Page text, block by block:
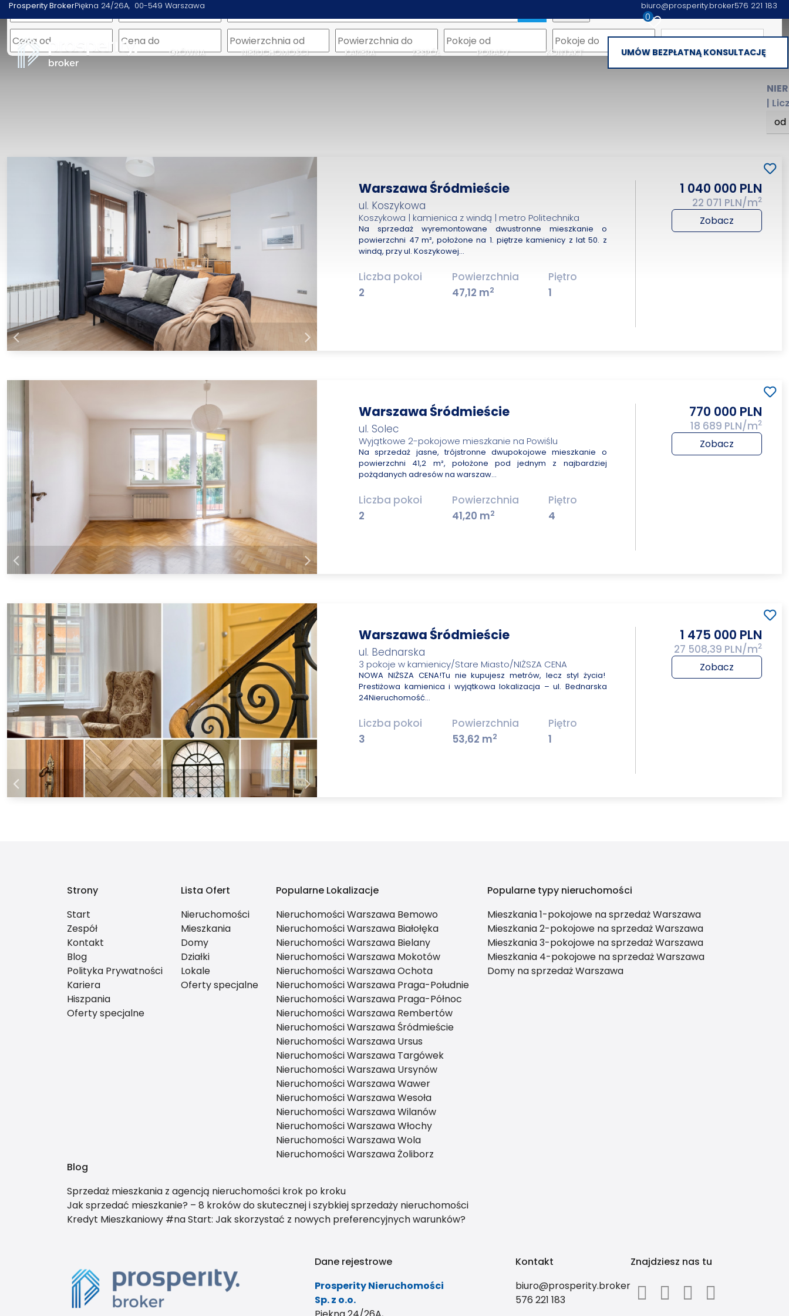
Prosperity BrokerPiękna 24/26A 00-549 Warszawa biuro@prosperity.broker576 221 183
0
GŁÓWNA NIERUCHOMOŚCI KARIERA ZESPÓŁ PORADY KONTAKT UMÓW BEZPŁATNĄ KONSULTACJĘ
mapa
Piętro
|
od
Warszawa Śródmieście
ul. Koszykowa
Koszykowa | kamienica z windą | metro Politechnika
Na sprzedaż wyremontowane dwustronne mieszkanie o
powierzchni 47 m², położone na 1. piętrze kamienicy z lat 50. z
windą, przy ul. Koszykowej…
Liczba pokoi
2
Powierzchnia
47,12 m2
Piętro
1
1 040 000 PLN
22 071 PLN/m2
Zobacz
Warszawa Śródmieście
ul. Solec
Wyjątkowe 2-pokojowe mieszkanie na Powiślu
Na sprzedaż jasne, trójstronne dwupokojowe mieszkanie o
powierzchni 41,2 m², położone pod jednym z najbardziej
pożądanych adresów na warszaw…
Liczba pokoi
2
Powierzchnia
41,20 m2
Piętro
4
770 000 PLN
18 689 PLN/m2
Zobacz
Warszawa Śródmieście
ul. Bednarska
3 pokoje w kamienicy/Stare Miasto/NIŻSZA CENA
NOWA NIŻSZA CENA!Tu nie kupujesz metrów, lecz styl życia!
Prestiżowa kamienica i wyjątkowa lokalizacja – ul. Bednarska
24Nieruchomość…
Liczba pokoi
3
Powierzchnia
53,62 m2
Piętro
1
1 475 000 PLN
27 508,39 PLN/m2
Zobacz
Strony
Start
Zespół
Kontakt
Blog
Polityka Prywatności
Kariera
Hiszpania
Oferty specjalne
Lista Ofert
Nieruchomości
Mieszkania
Domy
Działki
Lokale
Oferty specjalne
Popularne Lokalizacje
Nieruchomości Warszawa Bemowo
Nieruchomości Warszawa Białołęka
Nieruchomości Warszawa Bielany
Nieruchomości Warszawa Mokotów
Nieruchomości Warszawa Ochota
Nieruchomości Warszawa Praga-Południe
Nieruchomości Warszawa Praga-Północ
Nieruchomości Warszawa Rembertów
Nieruchomości Warszawa Śródmieście
Nieruchomości Warszawa Ursus
Nieruchomości Warszawa Targówek
Nieruchomości Warszawa Ursynów
Nieruchomości Warszawa Wawer
Nieruchomości Warszawa Wesoła
Nieruchomości Warszawa Wilanów
Nieruchomości Warszawa Włochy
Nieruchomości Warszawa Wola
Nieruchomości Warszawa Żoliborz
Popularne typy nieruchomości
Mieszkania 1-pokojowe na sprzedaż Warszawa
Mieszkania 2-pokojowe na sprzedaż Warszawa
Mieszkania 3-pokojowe na sprzedaż Warszawa
Mieszkania 4-pokojowe na sprzedaż Warszawa
Domy na sprzedaż Warszawa
Blog
Sprzedaż mieszkania z agencją nieruchomości krok po kroku
Jak sprzedać mieszkanie? – 8 kroków do skutecznej i szybkiej sprzedaży nieruchomości
Kredyt Mieszkaniowy #na Start: Jak skorzystać z nowych preferencyjnych warunków?
Dane rejestrowe
Prosperity Nieruchomości
Sp. z o.o.
Kontakt
biuro@prosperity.broker
576 221 183
Znajdziesz nas tu